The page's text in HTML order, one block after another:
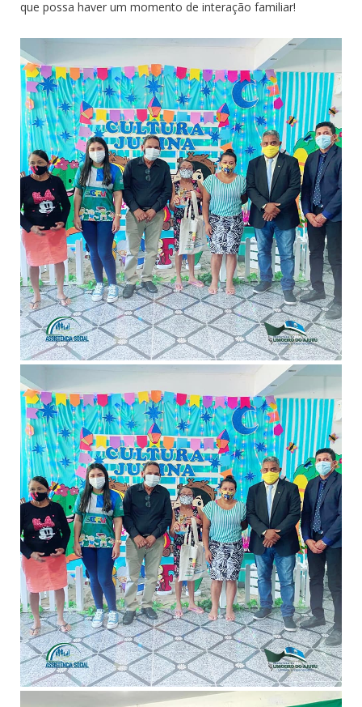
que possa haver um momento de interação familiar!